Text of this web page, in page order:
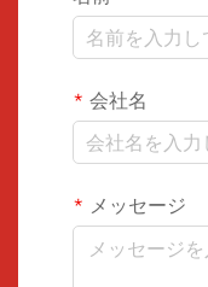
会社名
メッセージ